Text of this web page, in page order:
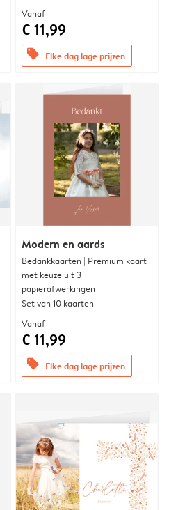
Vanaf
€ 11,99
offers Elke dag lage prijzen
Modern en aards
Bedankkaarten | Premium kaart
met keuze uit 3
papierafwerkingen
Set van 10 kaarten
Vanaf
€ 11,99
offers Elke dag lage prijzen